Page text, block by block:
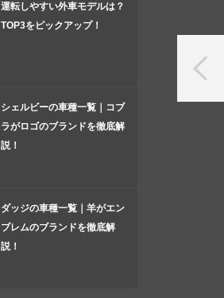
運転しやすい外車モデルは？
TOP3をピックアップ！
シェルビーの車種一覧｜コブ
ラがロゴのブランドを徹底解
説！
ダッジの車種一覧｜羊がエン
ブレムのブランドを徹底解
説！